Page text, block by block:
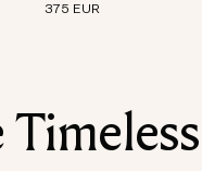
375 EUR